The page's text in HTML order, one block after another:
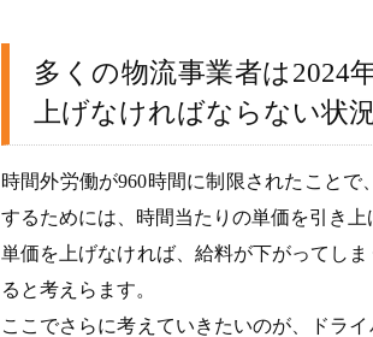
多くの物流事業者は2024
上げなければならない状
時間外労働が960時間に制限されたこと
するためには、時間当たりの単価を引き上
単価を上げなければ、給料が下がってし
ると考えらます。
ここでさらに考えていきたいのが、ドラ